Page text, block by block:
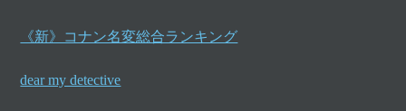
《新》コナン名変総合ランキング
dear my detective